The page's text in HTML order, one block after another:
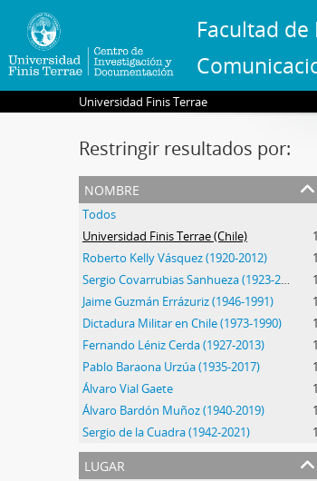
Facultad
Universidad Finis Terrae
Restringir resultados por:
nombre
Todos
Universidad Finis Terrae (Chile)
1
Roberto Kelly Vásquez (1920-2012)
1
Sergio Covarrubias Sanhueza (1923-2017)
1
Jaime Guzmán Errázuriz (1946-1991)
1
Dictadura Militar en Chile (1973-1990)
1
Fernando Léniz Cerda (1927-2013)
1
Pablo Baraona Urzúa (1935-2017)
1
Álvaro Vial Gaete
1
Álvaro Bardón Muñoz (1940-2019)
1
Sergio de la Cuadra (1942-2021)
1
lugar